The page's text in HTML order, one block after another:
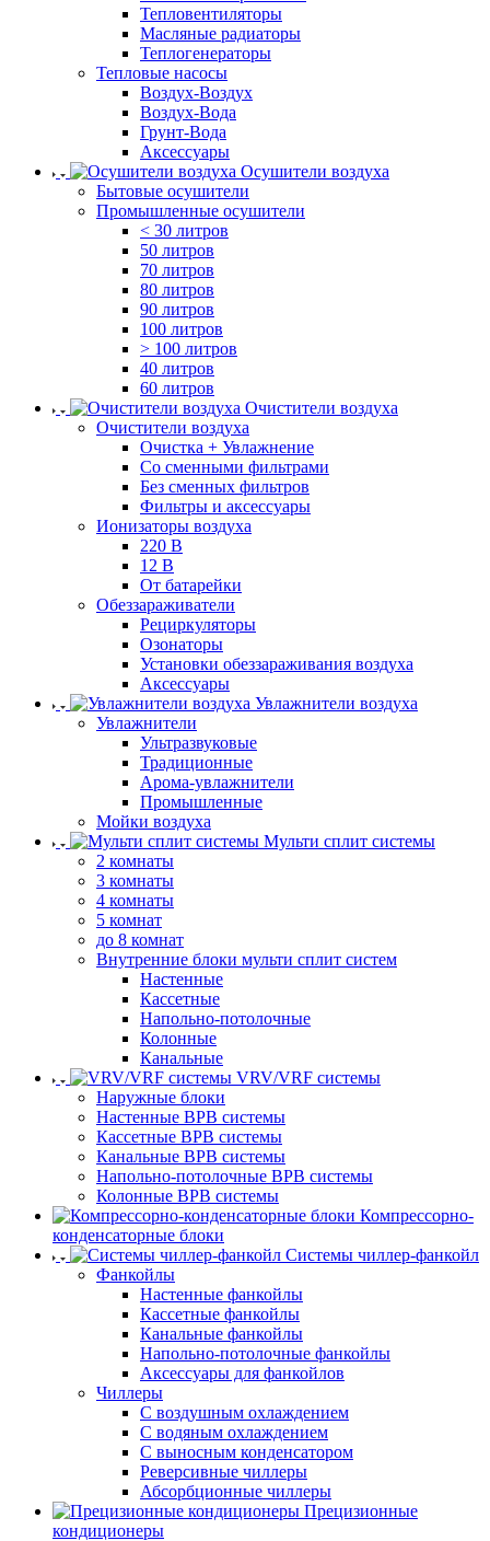
Тепловентиляторы
Масляные радиаторы
Теплогенераторы
Тепловые насосы
Воздух-Воздух
Воздух-Вода
Грунт-Вода
Аксессуары
Осушители воздуха
Бытовые осушители
Промышленные осушители
< 30 литров
50 литров
70 литров
80 литров
90 литров
100 литров
> 100 литров
40 литров
60 литров
Очистители воздуха
Очистители воздуха
Очистка + Увлажнение
Cо сменными фильтрами
Без сменных фильтров
Фильтры и аксессуары
Ионизаторы воздуха
220 В
12 В
От батарейки
Обеззараживатели
Рециркуляторы
Озонаторы
Установки обеззараживания воздуха
Аксессуары
Увлажнители воздуха
Увлажнители
Ультразвуковые
Традиционные
Арома-увлажнители
Промышленные
Мойки воздуха
Мульти сплит системы
2 комнаты
3 комнаты
4 комнаты
5 комнат
до 8 комнат
Внутренние блоки мульти сплит систем
Настенные
Кассетные
Напольно-потолочные
Колонные
Канальные
VRV/VRF системы
Наружные блоки
Настенные ВРВ системы
Кассетные ВРВ системы
Канальные ВРВ системы
Напольно-потолочные ВРВ системы
Колонные ВРВ системы
Компрессорно-
конденсаторные блоки
Системы чиллер-фанкойл
Фанкойлы
Настенные фанкойлы
Кассетные фанкойлы
Канальные фанкойлы
Напольно-потолочные фанкойлы
Аксессуары для фанкойлов
Чиллеры
С воздушным охлаждением
С водяным охлаждением
С выносным конденсатором
Реверсивные чиллеры
Абсорбционные чиллеры
Прецизионные
кондиционеры